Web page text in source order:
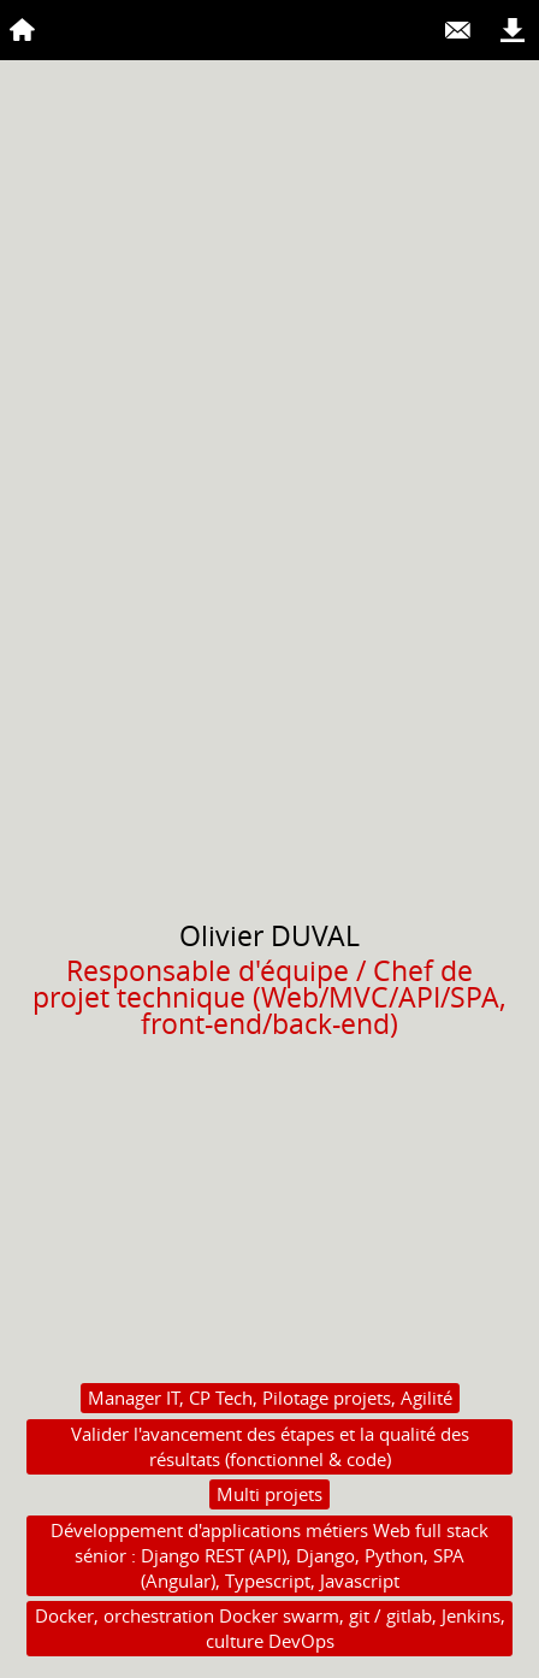
Olivier DUVAL
Responsable d'équipe / Chef de
projet technique (Web/MVC/API/SPA,
front-end/back-end)
Manager IT, CP Tech, Pilotage projets, Agilité
Valider l'avancement des étapes et la qualité des
résultats (fonctionnel & code)
Multi projets
Développement d'applications métiers Web full stack
sénior : Django REST (API), Django, Python, SPA
(Angular), Typescript, Javascript
Docker, orchestration Docker swarm, git / gitlab, Jenkins,
culture DevOps